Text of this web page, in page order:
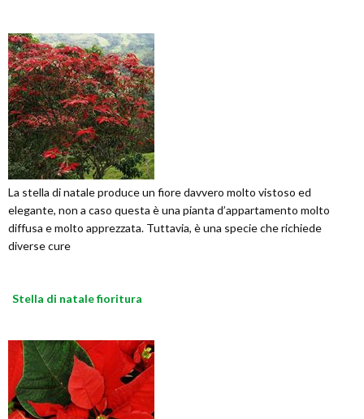
La stella di natale produce un fiore davvero molto vistoso ed
elegante, non a caso questa è una pianta d’appartamento molto
diffusa e molto apprezzata. Tuttavia, è una specie che richiede
diverse cure
Stella di natale fioritura